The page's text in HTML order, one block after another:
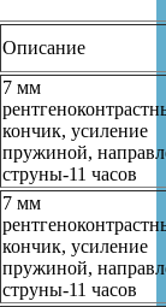
Описание
7 мм
кончик, усиление
пружиной,
струны-11 часов
7 мм
кончик, усиление
пружиной,
струны-11 часов